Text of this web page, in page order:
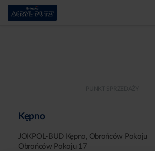
Kępno
JOKPOL-BUD Kępno, Obrońców Pokoju
Obrońców Pokoju 17